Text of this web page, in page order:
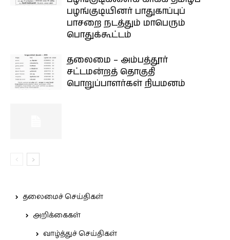
பழங்குடியினர் பாதுகாப்புப்
பாசறை நடத்தும் மாபெரும்
பொதுக்கூட்டம்
தலைமை – அம்பத்தூர்
சட்டமன்றத் தொகுதி
பொறுப்பாளர்கள் நியமனம்
தலைமைச் செய்திகள்
அறிக்கைகள்
வாழ்த்துச் செய்திகள்